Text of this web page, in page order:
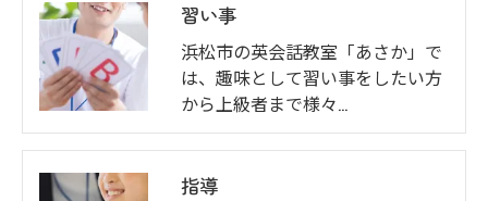
習い事
浜松市の英会話教室「あさか」で
は、趣味として習い事をしたい方
から上級者まで様々…
指導